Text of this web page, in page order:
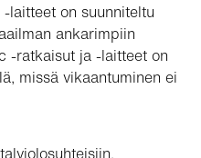
laitteet on suunniteltu
ankarimpiin
-ratkaisut ja -laitteet on
missä vikaantuminen ei